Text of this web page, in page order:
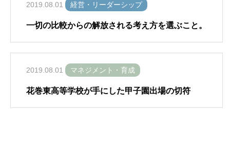
2019.08.01 経営・リーダーシップ
一切の比較からの解放される考え方を選ぶこと。
2019.08.01 マネジメント・育成
花巻東高等学校が手にした甲子園出場の切符